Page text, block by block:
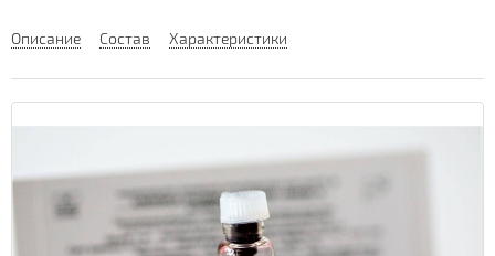
Описание Состав Характеристики